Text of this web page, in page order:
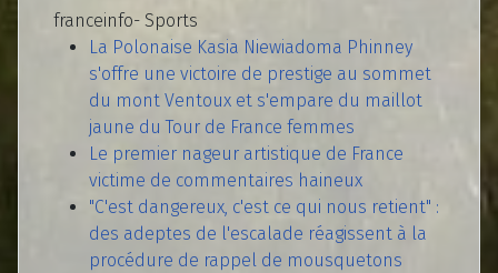
franceinfo- Sports
La Polonaise Kasia Niewiadoma Phinney
s'offre une victoire de prestige au sommet
du mont Ventoux et s'empare du maillot
jaune du Tour de France femmes
Le premier nageur artistique de France
victime de commentaires haineux
"C'est dangereux, c'est ce qui nous retient" :
des adeptes de l'escalade réagissent à la
procédure de rappel de mousquetons